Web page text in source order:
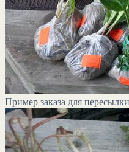
Пример заказа для пересылки